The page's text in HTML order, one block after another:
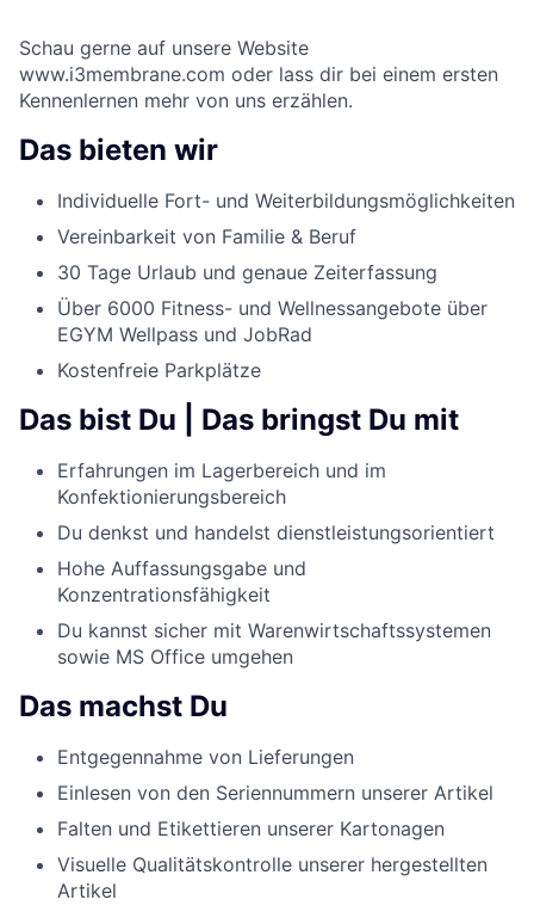
Schau gerne auf unsere Website
www.i3membrane.com oder lass dir bei einem ersten
Kennenlernen mehr von uns erzählen.
Das bieten wir
Individuelle Fort- und Weiterbildungsmöglichkeiten
Vereinbarkeit von Familie & Beruf
30 Tage Urlaub und genaue Zeiterfassung
Über 6000 Fitness- und Wellnessangebote über
EGYM Wellpass und JobRad
Kostenfreie Parkplätze
Das bist Du | Das bringst Du mit
Erfahrungen im Lagerbereich und im
Konfektionierungsbereich
Du denkst und handelst dienstleistungsorientiert
Hohe Auffassungsgabe und
Konzentrationsfähigkeit
Du kannst sicher mit Warenwirtschaftssystemen
sowie MS Office umgehen
Das machst Du
Entgegennahme von Lieferungen
Einlesen von den Seriennummern unserer Artikel
Falten und Etikettieren unserer Kartonagen
Visuelle Qualitätskontrolle unserer hergestellten
Artikel